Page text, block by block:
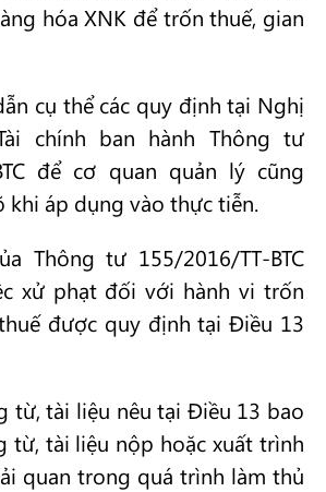
hóa XNK để trốn thuế, gian
cụ thể các quy định tại Nghị
chính ban hành Thông tư
để cơ quan quản lý cũng
khi áp dụng vào thực tiễn.
Thông tư 155/2016/TT-BTC
xử phạt đối với hành vi trốn
được quy định tại Điều 13
từ, tài liệu nêu tại Điều 13 bao
từ, tài liệu nộp hoặc xuất trình
quan trong quá trình làm thủ